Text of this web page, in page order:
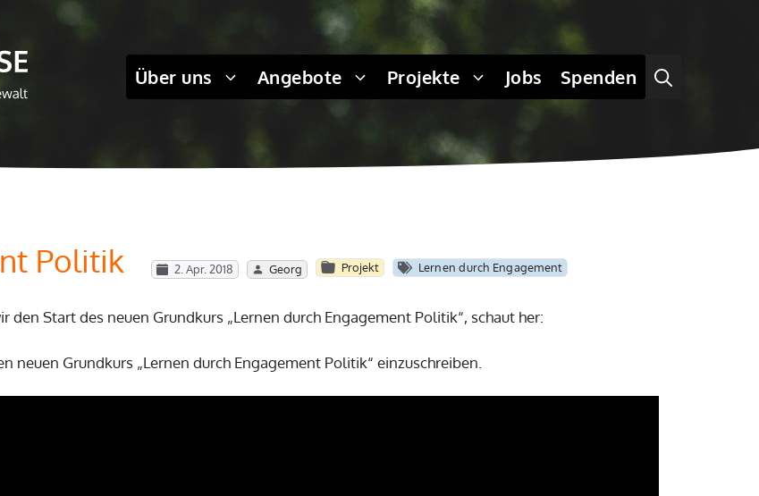
Über uns Angebote Projekte Jobs Spenden
Politik 2. Apr. 2018 Georg Projekt Lernen durch Engagement
den Start des neuen Grundkurs „Lernen durch Engagement Politik“, schaut her:
neuen Grundkurs „Lernen durch Engagement Politik“ einzuschreiben.